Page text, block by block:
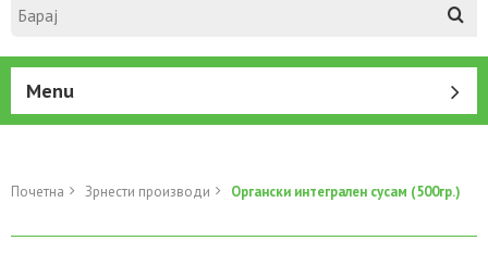
Menu
Почетна Зрнести производи Органски интегрален сусам (500гр.)